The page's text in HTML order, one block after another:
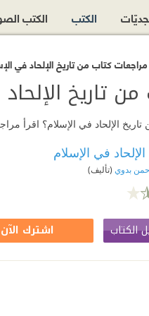
كتاب من تاريخ الإلحاد في
تاريخ
تاريخ الإلحاد في الإسلام؟ اقرأ
الآن
في الإسلام
بدوي (تأليف)
الكتاب اشترك الآن
الكتب الكتب